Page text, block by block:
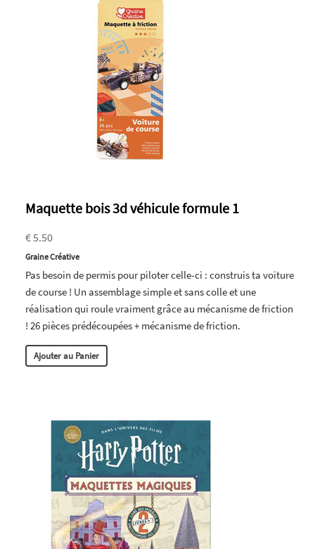
Maquette bois 3d véhicule formule 1
€ 5.50
Graine Créative
Pas besoin de permis pour piloter celle-ci : construis ta voiture
de course ! Un assemblage simple et sans colle et une
réalisation qui roule vraiment grâce au mécanisme de friction
! 26 pièces prédécoupées + mécanisme de friction.
Ajouter au Panier